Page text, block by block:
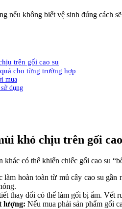
nếu không biết vệ sinh đúng cách
trên gối cao su
cho từng trường hợp
mua
dụng
khó chịu trên gối
có thể khiến chiếc gối cao su
làm hoàn toàn từ mủ cây cao su
thay đổi có thể làm gối bị ẩm. Vết
lượng: Nếu mua phải sản phẩm gối